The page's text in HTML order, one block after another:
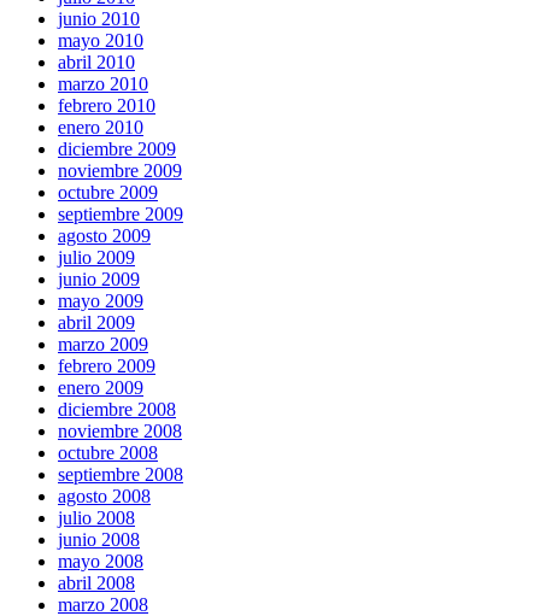
junio 2010
mayo 2010
abril 2010
marzo 2010
febrero 2010
enero 2010
diciembre 2009
noviembre 2009
octubre 2009
septiembre 2009
agosto 2009
julio 2009
junio 2009
mayo 2009
abril 2009
marzo 2009
febrero 2009
enero 2009
diciembre 2008
noviembre 2008
octubre 2008
septiembre 2008
agosto 2008
julio 2008
junio 2008
mayo 2008
abril 2008
marzo 2008